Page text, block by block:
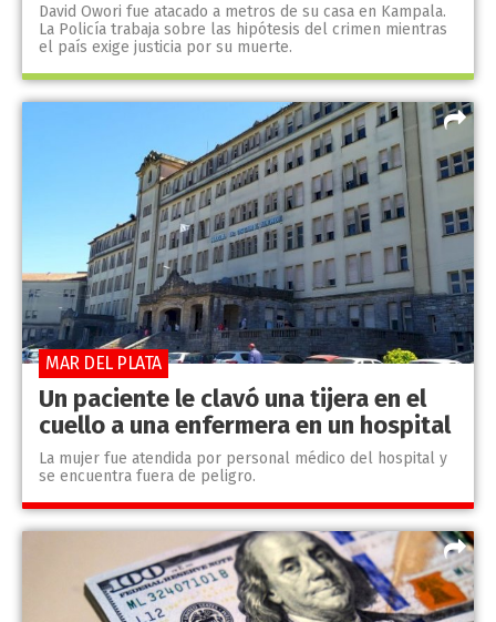
David Owori fue atacado a metros de su casa en Kampala.
La Policía trabaja sobre las hipótesis del crimen mientras
el país exige justicia por su muerte.
Un paciente le clavó una tijera en el
cuello a una enfermera en un hospital
La mujer fue atendida por personal médico del hospital y
se encuentra fuera de peligro.
MAR DEL PLATA